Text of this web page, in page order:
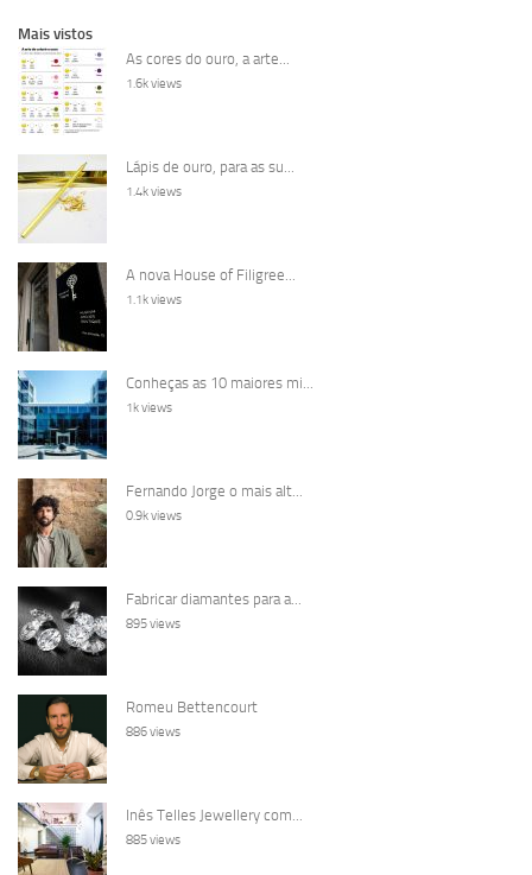
Mais vistos
As cores do ouro, a arte...
1.6k views
Lápis de ouro, para as su...
1.4k views
A nova House of Filigree...
1.1k views
Conheças as 10 maiores mi...
1k views
Fernando Jorge o mais alt...
0.9k views
Fabricar diamantes para a...
895 views
Romeu Bettencourt
886 views
Inês Telles Jewellery com...
885 views